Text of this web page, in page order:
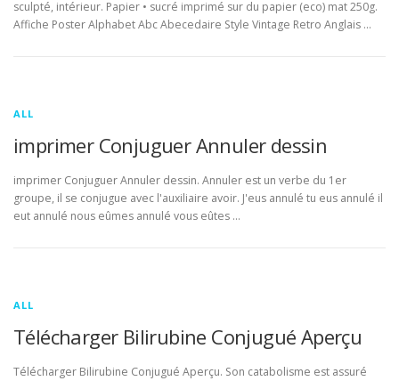
sculpté, intérieur. Papier • sucré imprimé sur du papier (eco) mat 250g.
Affiche Poster Alphabet Abc Abecedaire Style Vintage Retro Anglais …
ALL
imprimer Conjuguer Annuler dessin
imprimer Conjuguer Annuler dessin. Annuler est un verbe du 1er
groupe, il se conjugue avec l'auxiliaire avoir. J'eus annulé tu eus annulé il
eut annulé nous eûmes annulé vous eûtes …
ALL
Télécharger Bilirubine Conjugué Aperçu
Télécharger Bilirubine Conjugué Aperçu. Son catabolisme est assuré